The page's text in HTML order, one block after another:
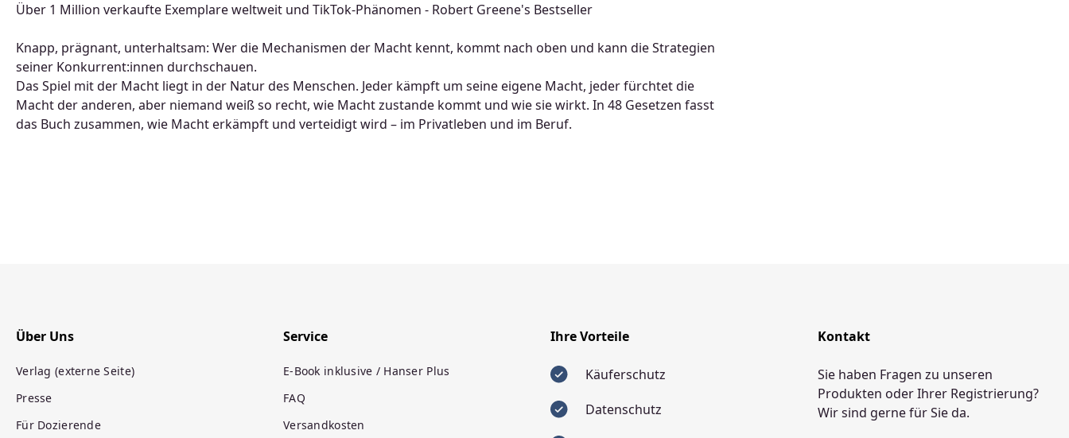
Über 1 Million verkaufte Exemplare weltweit und TikTok-Phänomen - Robert Greene's Bestseller
Knapp, prägnant, unterhaltsam: Wer die Mechanismen der Macht kennt, kommt nach oben und kann die Strategien
seiner Konkurrent:innen durchschauen.
Das Spiel mit der Macht liegt in der Natur des Menschen. Jeder kämpft um seine eigene Macht, jeder fürchtet die
Macht der anderen, aber niemand weiß so recht, wie Macht zustande kommt und wie sie wirkt. In 48 Gesetzen fasst
das Buch zusammen, wie Macht erkämpft und verteidigt wird – im Privatleben und im Beruf.
Über Uns
Verlag (externe Seite)
Presse
Für Dozierende
Service
E-Book inklusive / Hanser Plus
FAQ
Versandkosten
Ihre Vorteile
Käuferschutz
Datenschutz
Kontakt
Sie haben Fragen zu unseren
Produkten oder Ihrer Registrierung?
Wir sind gerne für Sie da.